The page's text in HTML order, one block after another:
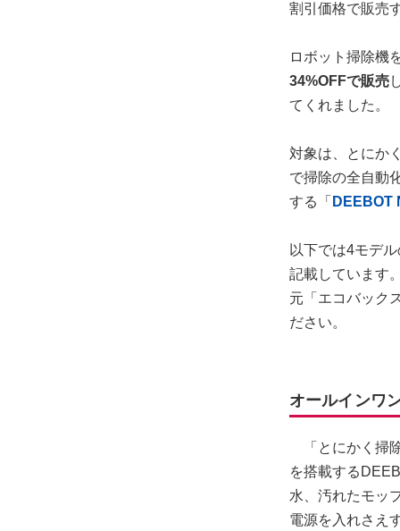
割引価格で販売
ロボット掃除機
34%OFFで販売
てくれました。
対象は、とにか
で掃除の全自動
する「 DEEBOT
以下では4モデ
記載しています
元「エコバック
ださい。
オールインワ
「とにかく掃
を搭載する
水、汚れたモッ
電源を入れさえ